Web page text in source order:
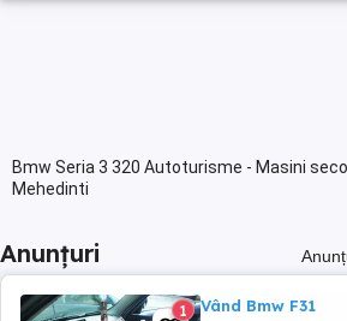
Bmw Seria 3 320 Autoturisme - Masini
Mehedinti
Anunțuri
1 Vând Bmw F31